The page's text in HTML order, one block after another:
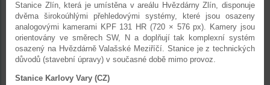
Stanice Zlín, která je umístěna v areálu Hvězdárny Zlín, disponuje
dvěma širokoúhlými přehledovými systémy, které jsou osazeny
analogovými kamerami KPF 131 HR (720 × 576 px). Kamery jsou
orientovány ve směrech SW, N a doplňují tak komplexní systém
osazený na Hvězdárně Valašské Meziříčí. Stanice je z technických
důvodů (stavební úpravy) v současné době mimo provoz.
Stanice Karlovy Vary (CZ)